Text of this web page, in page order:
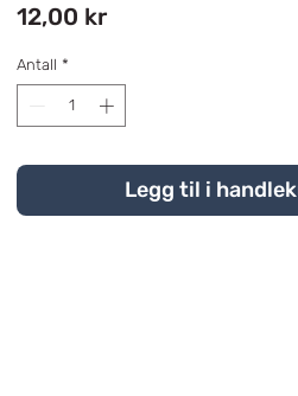
12,00 krPris
Antall *
Legg til i